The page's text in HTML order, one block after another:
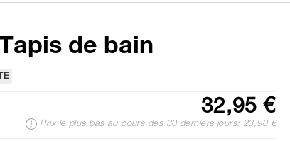
de bain
32,95 €
Prix le plus bas au cours des 30 derniers jours: 23,90 €